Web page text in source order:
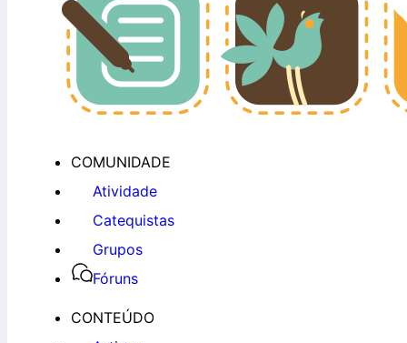
COMUNIDADE
Atividade
Catequistas
Grupos
Fóruns
CONTEÚDO